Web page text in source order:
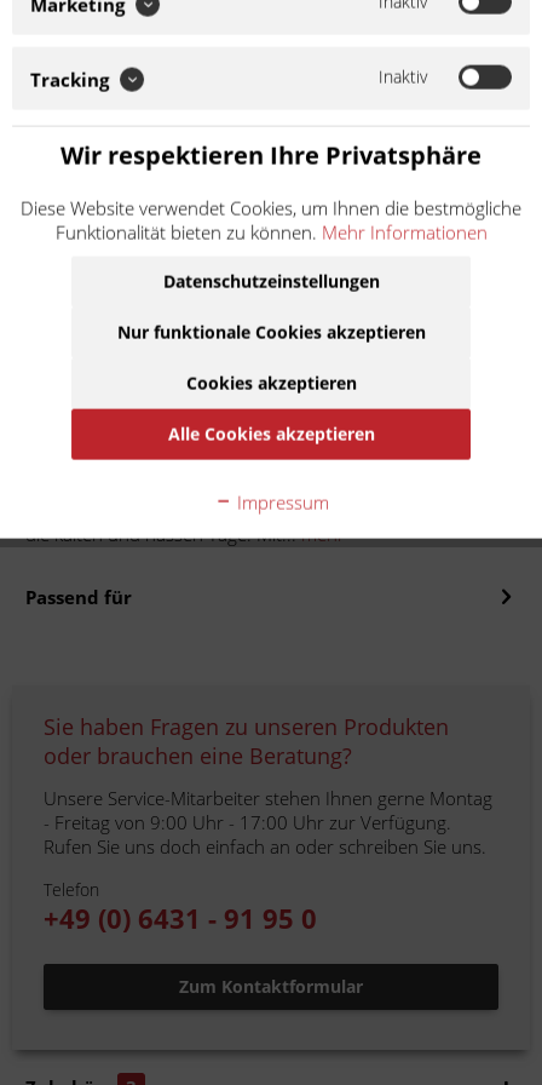
unübertroffene Lösung für die kalten und nassen Tage. Mit
das gepolsterte und wasserdiche...
76,90 € *
Inhalt:1
inkl. MwSt.zzgl. Versandkosten
In denWarenkorb
Der Tucano Beinschutz ist die unübertroffene Lösung für
die kalten und nassen Tage. Mit...mehr
Passend für
Sie haben Fragen zu unseren Produkten
oder brauchen eine Beratung?
Unsere Service-Mitarbeiter stehen Ihnen gerne Montag
- Freitag von 9:00 Uhr - 17:00 Uhr zur Verfügung.
Rufen Sie uns doch einfach an oder schreiben Sie uns.
Telefon
+49 (0) 6431 - 91 95 0
Zum Kontaktformular
Tracking Inaktiv
Wir respektieren Ihre Privatsphäre
Diese Website verwendet Cookies, um Ihnen die bestmögliche
Funktionalität bieten zu können. Mehr Informationen
Datenschutzeinstellungen
Nur funktionale Cookies akzeptieren
Cookies akzeptieren
Alle Cookies akzeptieren
Impressum